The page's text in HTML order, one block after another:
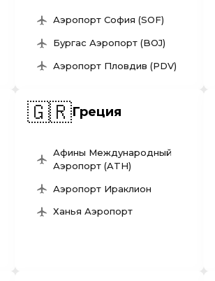
Аэропорт София (SOF)
Бургас Аэропорт (BOJ)
Аэропорт Пловдив (PDV)
🇬🇷Греция
Афины Международный
Аэропорт (ATH)
Аэропорт Ираклион
Ханья Аэропорт